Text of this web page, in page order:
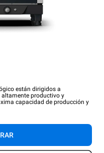
están dirigidos a
altamente productivo y
capacidad de producción y